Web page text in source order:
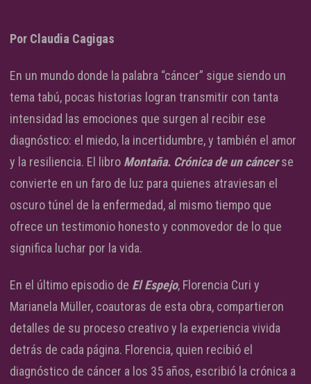
Por Claudia Cagigas
En un mundo donde la palabra “cáncer” sigue siendo un
tema tabú, pocas historias logran transmitir con tanta
intensidad las emociones que surgen al recibir ese
diagnóstico: el miedo, la incertidumbre, y también el amor
y la resiliencia. El libro Montaña. Crónica de un cáncerse
convierte en un faro de luz para quienes atraviesan el
oscuro túnel de la enfermedad, al mismo tiempo que
ofrece un testimonio honesto y conmovedor de lo que
significa luchar por la vida.
En el último episodio de El Espejo, Florencia Curi y
Marianela Müller, coautoras de esta obra, compartieron
detalles de su proceso creativo y la experiencia vivida
detrás de cada página. Florencia, quien recibió el
diagnóstico de cáncer a los 35 años, escribió la crónica a